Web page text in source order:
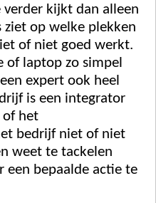
verder kijkt dan alleen
op welke plekken
of niet goed werkt.
of laptop zo simpel
expert ook heel
is een integrator
of het
bedrijf niet of niet
weet te tackelen
bepaalde actie te